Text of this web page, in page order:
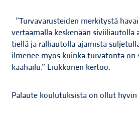
”Turvavarusteiden merkitystä
vertaamalla keskenään siviiliautolla
tiellä ja ralliautolla ajamista
ilmenee myös kuinka turvatonta
kaahailu.” Liukkonen kertoo.
Palaute koulutuksista on ollut